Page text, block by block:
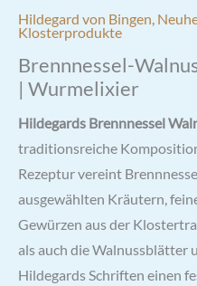
Hildegard von Bingen,
Klosterprodukte
Brennnessel-
| Wurmelixier
Hildegards Brennnessel
traditionsreiche
Rezeptur vereint
ausgewählten Kräutern,
Gewürzen aus der
als auch die Walnussblätter
Hildegards Schriften einen